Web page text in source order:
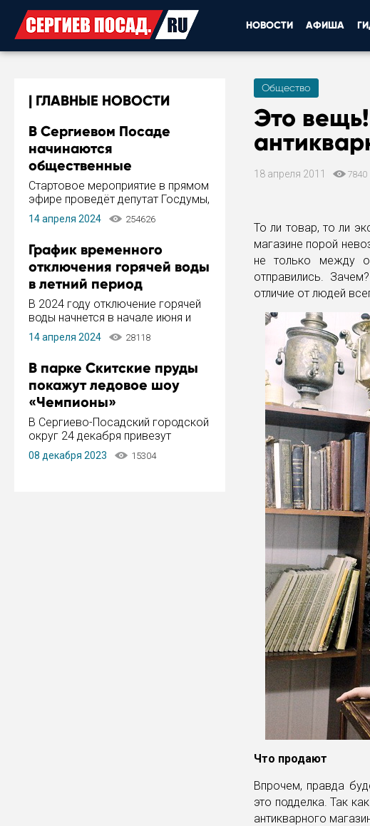
НОВОСТИ АФИША
ГЛАВНЫЕ НОВОСТИ
В Сергиевом Посаде
начинаются
общественные
обсуждения Стратегии
развития города
Стартовое мероприятие в прямом
эфире проведёт депутат Госдумы,
инициатор и автор Концепции
развития Сергиева Посада и
Пахомов.
14 апреля 2024 254626
График временного
отключения горячей воды
в летний период
В 2024 году отключение горячей
воды начнется в начале июня и
завершится в конце августа.
Период отключения составит не
14 апреля 2024 28118
В парке Скитские пруды
покажут ледовое шоу
«Чемпионы»
В Сергиево-Посадский городской
округ 24 декабря привезут
ледовый тур «Чемпионы»
заслуженного мастера спорта,
08 декабря 2023 15304
Общество
Это
18 апреля 2011 7840
То ли товар, то ли
магазине порой
не только между
отправились.
отличие от людей
Что продают
Впрочем, правда
это подделка. Так
антикварного